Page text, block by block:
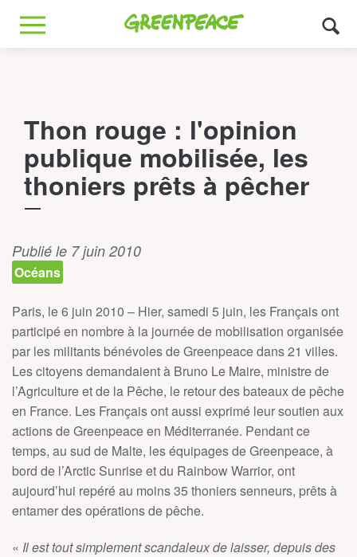
Greenpeace
MENU
Thon rouge : l'opinion
publique mobilisée, les
thoniers prêts à pêcher
Publié le 7 juin 2010
Océans
Paris, le 6 juin 2010 – Hier, samedi 5 juin, les Français ont
participé en nombre à la journée de mobilisation organisée
par les militants bénévoles de Greenpeace dans 21 villes.
Les citoyens demandaient à Bruno Le Maire, ministre de
l’Agriculture et de la Pêche, le retour des bateaux de pêche
en France. Les Français ont aussi exprimé leur soutien aux
actions de Greenpeace en Méditerranée. Pendant ce
temps, au sud de Malte, les équipages de Greenpeace, à
bord de l’Arctic Sunrise et du Rainbow Warrior, ont
aujourd’hui repéré au moins 35 thoniers senneurs, prêts à
entamer des opérations de pêche.
« Il est tout simplement scandaleux de laisser, depuis des